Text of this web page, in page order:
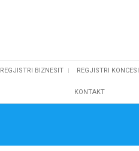
REGJISTRI BIZNESIT REGJISTRI
KONTAKT